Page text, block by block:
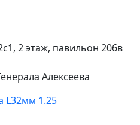
2 этаж, павильон 206в
Алексеева
L32мм 1.25